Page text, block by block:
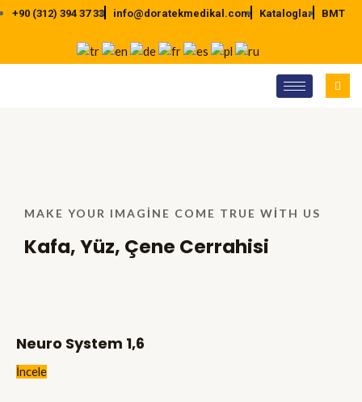
İçeriğe
+90 (312) 394 37 33 info@doratekmedikal.com Kataloglar BMT
MAKE YOUR IMAGINE COME TRUE WITH US
Kafa, Yüz, Çene Cerrahisi
Neuro System 1,6
İncele